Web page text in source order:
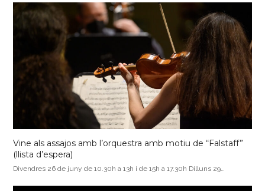
Vine als assajos amb l’orquestra amb motiu de “Falstaff”
(llista d’espera)
Divendres 26 de juny de 10.30h a 13h i de 15h a 17.30h Dilluns 29…